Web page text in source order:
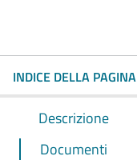
INDICE DELLA PAGINA
Descrizione
Documenti